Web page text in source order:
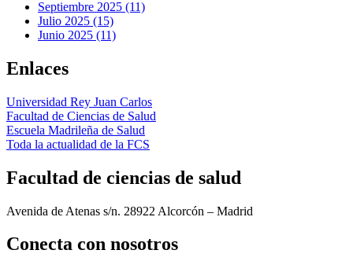
Septiembre 2025 (11)
Julio 2025 (15)
Junio 2025 (11)
Enlaces
Universidad Rey Juan Carlos
Facultad de Ciencias de Salud
Escuela Madrileña de Salud
Toda la actualidad de la FCS
Facultad de ciencias de salud
Avenida de Atenas s/n. 28922 Alcorcón – Madrid
Conecta con nosotros